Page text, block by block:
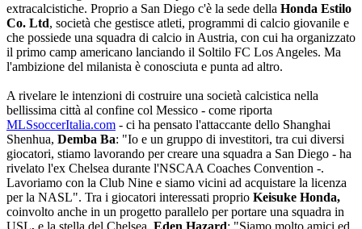
extracalcistiche. Proprio a San Diego c'è la sede della Honda Estilo
Co. Ltd, società che gestisce atleti, programmi di calcio giovanile e
che possiede una squadra di calcio in Austria, con cui ha organizzato
il primo camp americano lanciando il Soltilo FC Los Angeles. Ma
l'ambizione del milanista è conosciuta e punta ad altro.
A rivelare le intenzioni di costruire una società calcistica nella
bellissima città al confine col Messico - come riporta
MLSsoccerItalia.com - ci ha pensato l'attaccante dello Shanghai
Shenhua, Demba Ba: "Io e un gruppo di investitori, tra cui diversi
giocatori, stiamo lavorando per creare una squadra a San Diego - ha
rivelato l'ex Chelsea durante l'NSCAA Coaches Convention -.
Lavoriamo con la Club Nine e siamo vicini ad acquistare la licenza
per la NASL". Tra i giocatori interessati proprio Keisuke Honda,
coinvolto anche in un progetto parallelo per portare una squadra in
USL, e la stella del Chelsea, Eden Hazard: "Siamo molto amici ed